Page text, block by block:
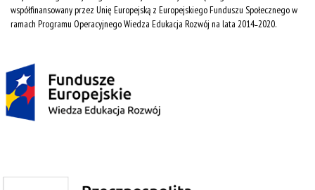
współfinansowany przez Unię Europejską z Europejskiego Funduszu Społecznego w
ramach Programu Operacyjnego Wiedza Edukacja Rozwój na lata 2014˗2020.